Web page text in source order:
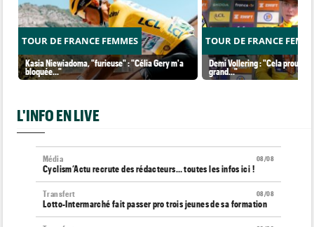
TOUR DE FRANCE FEMMES
Kasia Niewiadoma, "furieuse" : "Célia Gery m'a
bloquée..."
TOUR DE FRANCE
Demi Vollering : "Cela prouve
grand..."
L'INFO EN LIVE
08/08
Média
Cyclism’Actu recrute des rédacteurs… toutes les infos ici !
08/08
Transfert
Lotto-Intermarché fait passer pro trois jeunes de sa formation